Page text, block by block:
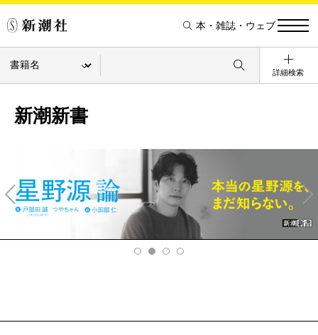
本・雑誌・ウェブ
詳細検索
新潮新書
v
Ne
xt